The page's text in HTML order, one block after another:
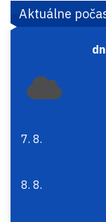
Aktuálne
piatok
7. 8.
sobota
8. 8.